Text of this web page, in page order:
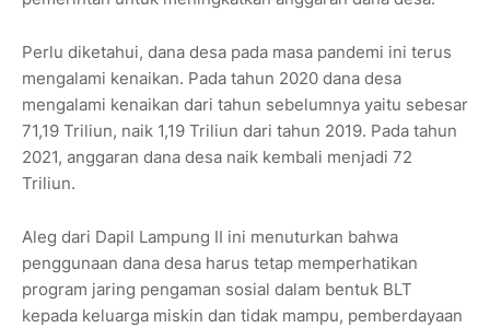
Perlu diketahui, dana desa pada masa pandemi ini terus
mengalami kenaikan. Pada tahun 2020 dana desa
mengalami kenaikan dari tahun sebelumnya yaitu sebesar
71,19 Triliun, naik 1,19 Triliun dari tahun 2019. Pada tahun
2021, anggaran dana desa naik kembali menjadi 72
Triliun.
Aleg dari Dapil Lampung II ini menuturkan bahwa
penggunaan dana desa harus tetap memperhatikan
program jaring pengaman sosial dalam bentuk BLT
kepada keluarga miskin dan tidak mampu, pemberdayaan